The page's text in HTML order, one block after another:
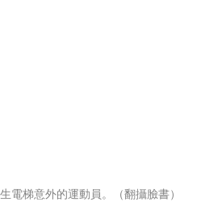
電梯意外的運動員。（翻攝臉書）